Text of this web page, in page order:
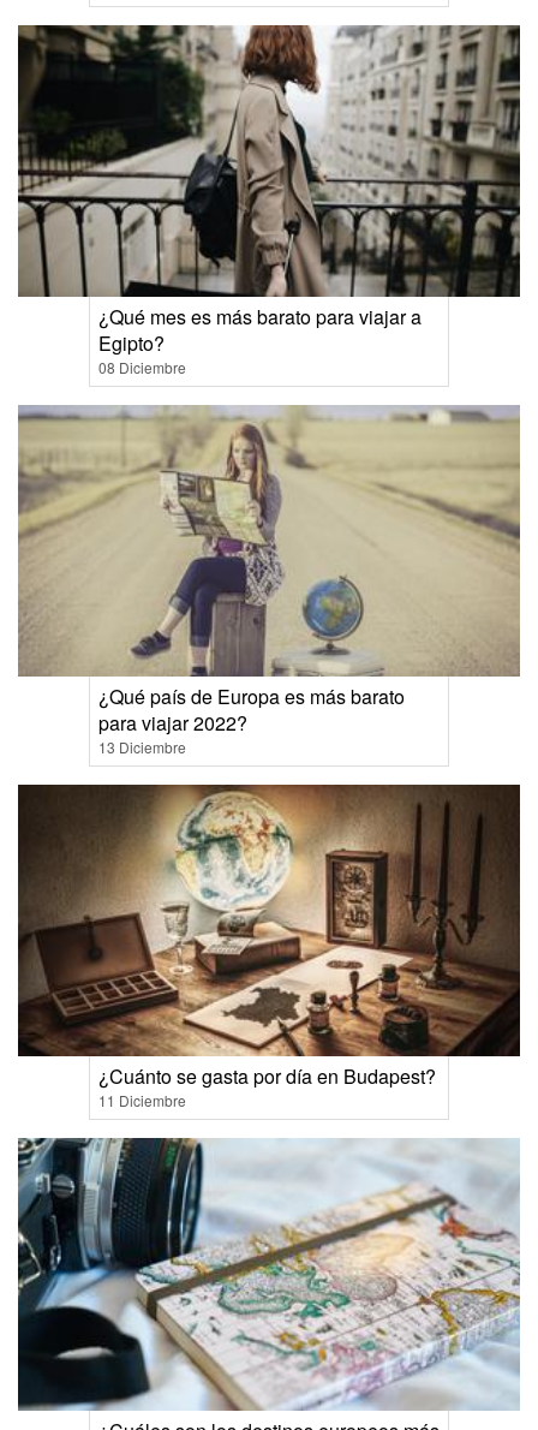
¿Qué mes es más barato para viajar a
Egipto?
08 Diciembre
¿Qué país de Europa es más barato
para viajar 2022?
13 Diciembre
¿Cuánto se gasta por día en Budapest?
11 Diciembre